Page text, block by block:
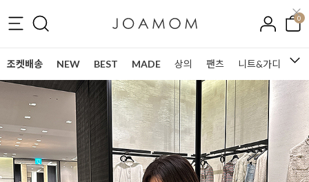
0
조켓배송 NEW BEST MADE 상의 팬츠 니트&가디건